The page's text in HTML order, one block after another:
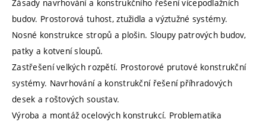
Zásady navrhování a konstrukčního řešení vícepodlažních
budov. Prostorová tuhost, ztužidla a výztužné systémy.
Nosné konstrukce stropů a plošin. Sloupy patrových budov,
patky a kotvení sloupů.
Zastřešení velkých rozpětí. Prostorové prutové konstrukční
systémy. Navrhování a konstrukční řešení příhradových
desek a roštových soustav.
Výroba a montáž ocelových konstrukcí. Problematika